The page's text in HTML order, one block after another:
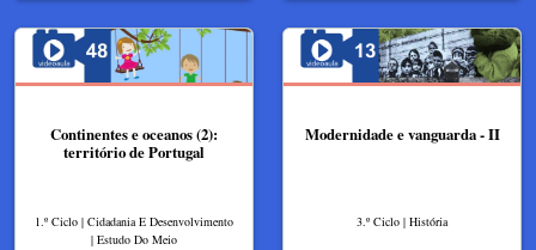
Continentes e oceanos (2):
território de Portugal
1.º Ciclo | Cidadania E Desenvolvimento
| Estudo Do Meio
Modernidade e vanguarda - II
3.º Ciclo | História